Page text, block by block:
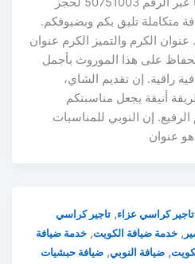
متكاملة تليق بكم وبضيوفكم.
الكرم والتميز الكرم عنوان
على هذا الموروث بأجمل
راقية. إن تقديم الشاي،
أنيقة يجعل مناسبتكم
إن النوبي للمناسبات
عنوان
كراسي عزاء ,تاجير كراسي
, خدمة ضيافة الكويت,خدمة ضيافة
,ضيافة النوبي,ضيافة حبشيات